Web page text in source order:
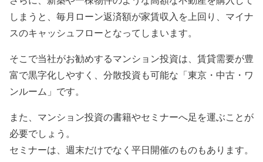
しまうと、毎月ローン返済額が家賃収入を上回り、マイナ
スのキャッシュフローとなってしまいます。
そこで当社がお勧めするマンション投資は、賃貸需要が豊
富で黒字化しやすく、分散投資も可能な「東京・中古・ワ
ンルーム」です。
また、マンション投資の書籍やセミナーへ足を運ぶことが
必要でしょう。
セミナーは、週末だけでなく平日開催のものもあります。